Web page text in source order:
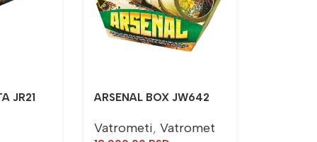
JR21 ARSENAL BOX JW642
Vatrometi, Vatromet